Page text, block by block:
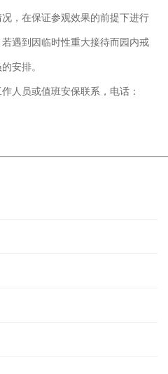
，在保证参观效果的前提下进行
遇到因临时性重大接待而园内戒
安排。
人员或值班安保联系，电话：